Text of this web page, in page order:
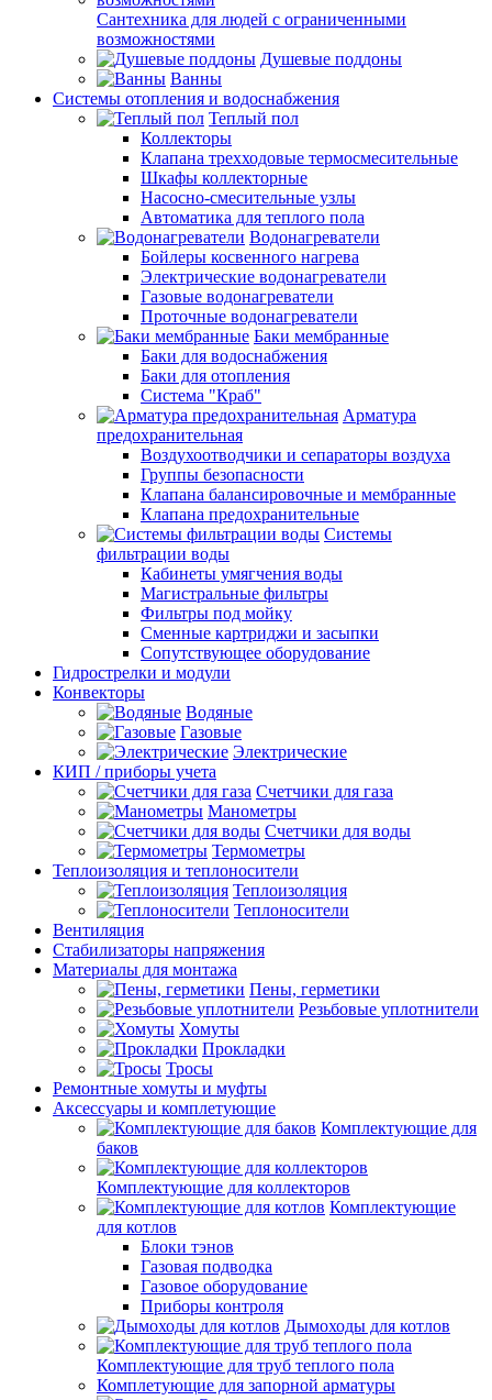
Сантехника для людей с ограниченными
возможностями
Душевые поддоны
Ванны
Системы отопления и водоснабжения
Теплый пол
Коллекторы
Клапана трехходовые термосмесительные
Шкафы коллекторные
Насосно-смесительные узлы
Автоматика для теплого пола
Водонагреватели
Бойлеры косвенного нагрева
Электрические водонагреватели
Газовые водонагреватели
Проточные водонагреватели
Баки мембранные
Баки для водоснабжения
Баки для отопления
Система "Краб"
Арматура
предохранительная
Воздухоотводчики и сепараторы воздуха
Группы безопасности
Клапана балансировочные и мембранные
Клапана предохранительные
Системы
фильтрации воды
Кабинеты умягчения воды
Магистральные фильтры
Фильтры под мойку
Сменные картриджи и засыпки
Сопутствующее оборудование
Гидрострелки и модули
Конвекторы
Водяные
Газовые
Электрические
КИП / приборы учета
Счетчики для газа
Манометры
Счетчики для воды
Термометры
Теплоизоляция и теплоносители
Теплоизоляция
Теплоносители
Вентиляция
Стабилизаторы напряжения
Материалы для монтажа
Пены, герметики
Резьбовые уплотнители
Хомуты
Прокладки
Тросы
Ремонтные хомуты и муфты
Аксессуары и комплетующие
Комплектующие для
баков
Комплектующие для коллекторов
Комплектующие
для котлов
Блоки тэнов
Газовая подводка
Газовое оборудование
Приборы контроля
Дымоходы для котлов
Комплектующие для труб теплого пола
Комплетующие для запорной арматуры